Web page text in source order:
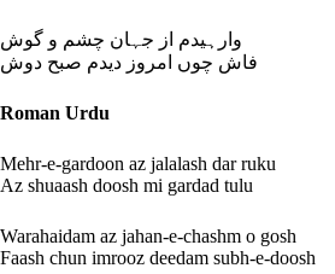
وارہیدم از جہان چشم و گوش
فاش چوں امروز دیدم صبح دوش
Roman Urdu
Mehr-e-gardoon az jalalash dar ruku
Az shuaash doosh mi gardad tulu
Warahaidam az jahan-e-chashm o gosh
Faash chun imrooz deedam subh-e-doosh